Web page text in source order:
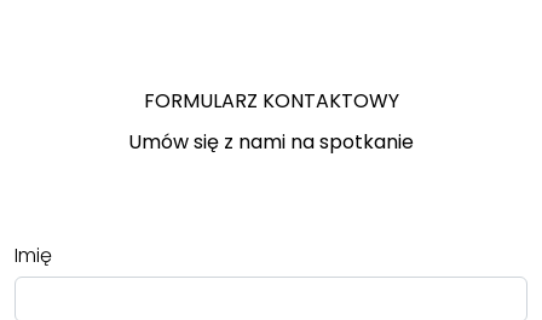
FORMULARZ KONTAKTOWY
Umów się z nami na spotkanie
Imię